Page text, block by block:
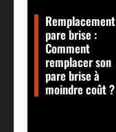
Remplacement
pare brise :
Comment
remplacer son
pare brise à
moindre coût ?